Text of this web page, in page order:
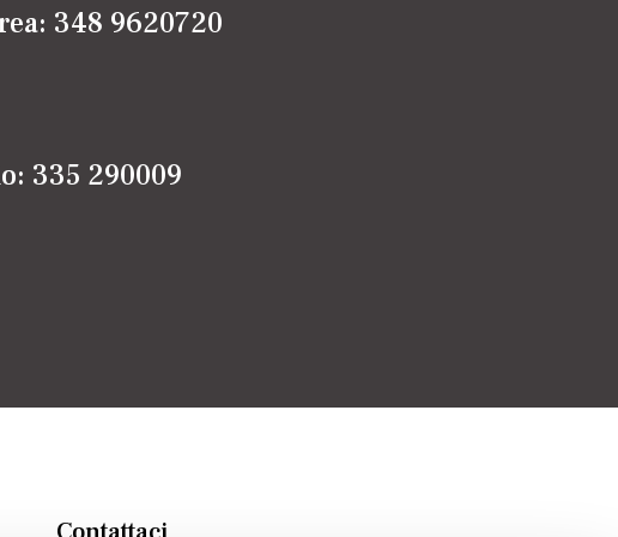
348 9620720
335 290009